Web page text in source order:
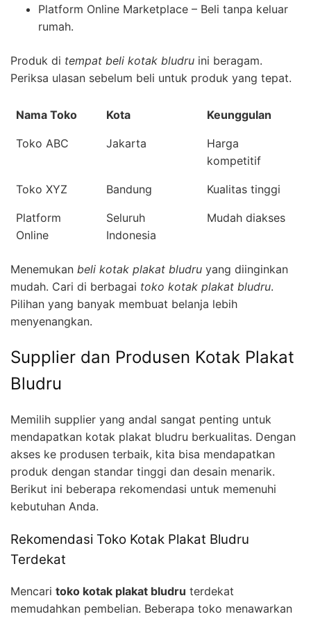
Platform Online Marketplace – Beli tanpa keluar
rumah.
Produk di tempat beli kotak bludru ini beragam.
Periksa ulasan sebelum beli untuk produk yang tepat.
Nama Toko Kota Keunggulan
Toko ABC Jakarta
Harga
kompetitif
Toko XYZ Bandung Kualitas tinggi
Platform
Online
Seluruh
Indonesia
Mudah diakses
Menemukan beli kotak plakat bludru yang diinginkan
mudah. Cari di berbagai toko kotak plakat bludru.
Pilihan yang banyak membuat belanja lebih
menyenangkan.
Supplier dan Produsen Kotak Plakat
Bludru
Memilih supplier yang andal sangat penting untuk
mendapatkan kotak plakat bludru berkualitas. Dengan
akses ke produsen terbaik, kita bisa mendapatkan
produk dengan standar tinggi dan desain menarik.
Berikut ini beberapa rekomendasi untuk memenuhi
kebutuhan Anda.
Rekomendasi Toko Kotak Plakat Bludru
Terdekat
Mencari toko kotak plakat bludru terdekat
memudahkan pembelian. Beberapa toko menawarkan